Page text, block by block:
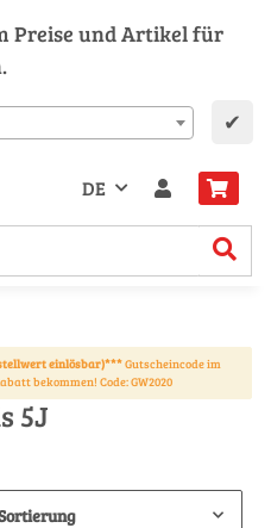
Preise und Artikel für
✔
DE
einlösbar)***Gutscheincode im
bekommen! Code: GW2020
5J